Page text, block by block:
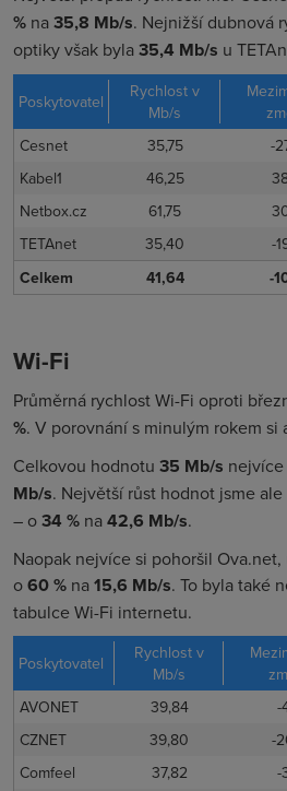
% na35,8 Mb/s. Nejnižší dubnová
optiky však byla35,4 Mb/s u
Poskytovatel
Rychlost v
Mb/s
Cesnet
35,75 -
Kabel1
46,25
Netbox.cz
61,75
TETAnet
35,40 -
Celkem
41,64 -
Wi-Fi
Průměrná rychlost Wi-Fi oproti
%. V porovnání s minulým rokem si
Celkovou hodnotu 35 Mb/s nejvíce
Mb/s. Největší růst hodnot jsme
– o34 % na42,6 Mb/s.
Naopak nejvíce si pohoršil
o60 % na15,6 Mb/s. To byla také
tabulce Wi-Fi internetu.
Poskytovatel
Rychlost v
Mb/s
AVONET
39,84 -
CZNET
39,80 -
Comfeel
37,82 -